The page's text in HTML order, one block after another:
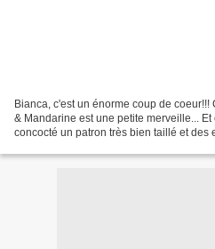
Bianca, c'est un énorme coup de
& Mandarine est une petite merveille...
concocté un patron très bien taillé et des